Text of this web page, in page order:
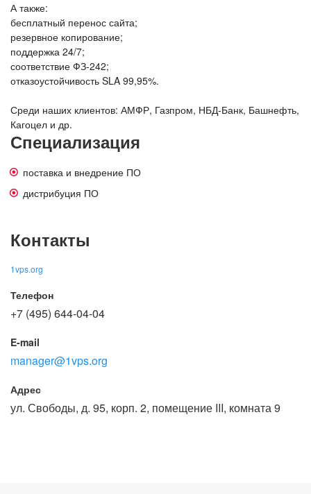
А также:
бесплатный перенос сайта;
резервное копирование;
поддержка 24/7;
соответствие ФЗ-242;
отказоустойчивость SLA 99,95%.
Среди наших клиентов: АМФР, Газпром, НБД-Банк, Башнефть,
Кагоцел и др.
Специализация
поставка и внедрение ПО
дистрибуция ПО
Контакты
1vps.org
Телефон
+7 (495) 644-04-04
E-mail
manager@1vps.org
Адрес
ул. Свободы, д. 95, корп. 2, помещение III, комната 9